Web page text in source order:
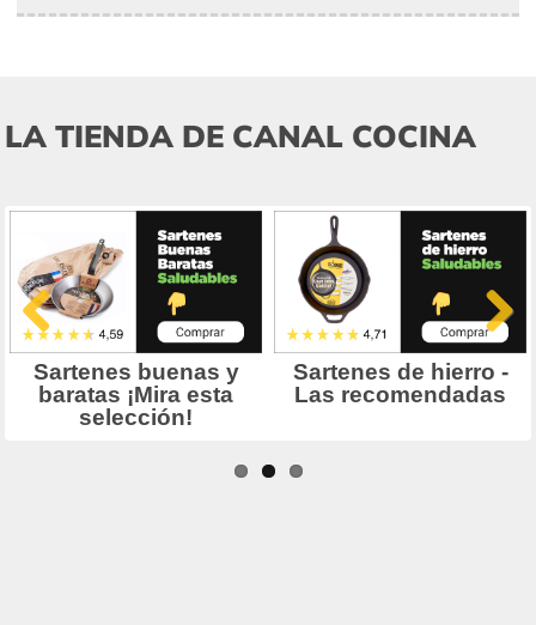
LA TIENDA DE CANAL COCINA